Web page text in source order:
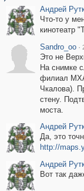
Андрей
Что-то у
кинотеатр
Sandro_oo ·
Это не
На снимке
филиал
Чкалова).
стену.
моста.
Андрей
Да, это
http://
Андрей
Вот так